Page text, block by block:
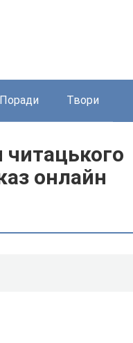
Поради Твори
читацького
онлайн